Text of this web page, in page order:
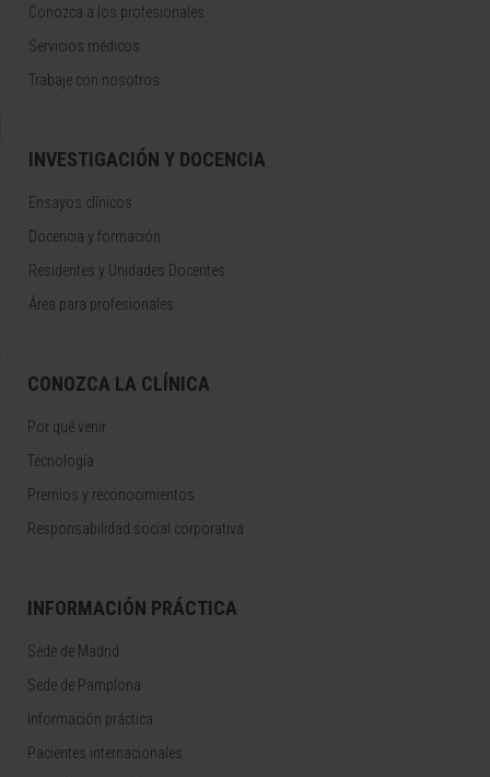
Conozca a los profesionales
Servicios médicos
Trabaje con nosotros
INVESTIGACIÓN Y DOCENCIA
Ensayos clínicos
Docencia y formación
Residentes y Unidades Docentes
Área para profesionales
CONOZCA LA CLÍNICA
Por qué venir
Tecnología
Premios y reconocimientos
Responsabilidad social corporativa
INFORMACIÓN PRÁCTICA
Sede de Madrid
Sede de Pamplona
Información práctica
Pacientes internacionales